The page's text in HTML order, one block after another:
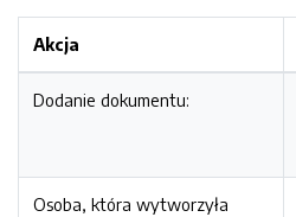
Akcja
Dodanie dokumentu:
Osoba, która wytworzyła